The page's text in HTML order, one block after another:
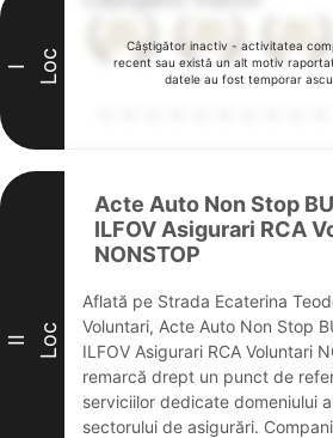
Câștigător inactiv - activitatea
recent sau există un alt motiv
datele au fost temporar
I Loc
II Loc
Acte Auto Non Stop
ILFOV Asigurari RCA
NONSTOP
Aflată pe Strada Ecaterina
Voluntari, Acte Auto Non Stop
ILFOV Asigurari RCA Voluntari
remarcă drept un punct de
serviciilor dedicate domeniului
sectorului de asigurări.